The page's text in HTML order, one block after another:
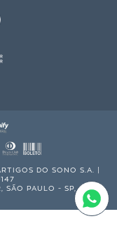
DO SONO S.A. |
SÃO PAULO - SP, 01417-